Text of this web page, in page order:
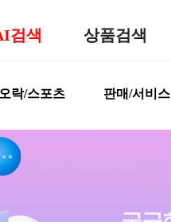
검색 상품검색
오락/스포츠 판매/서비스